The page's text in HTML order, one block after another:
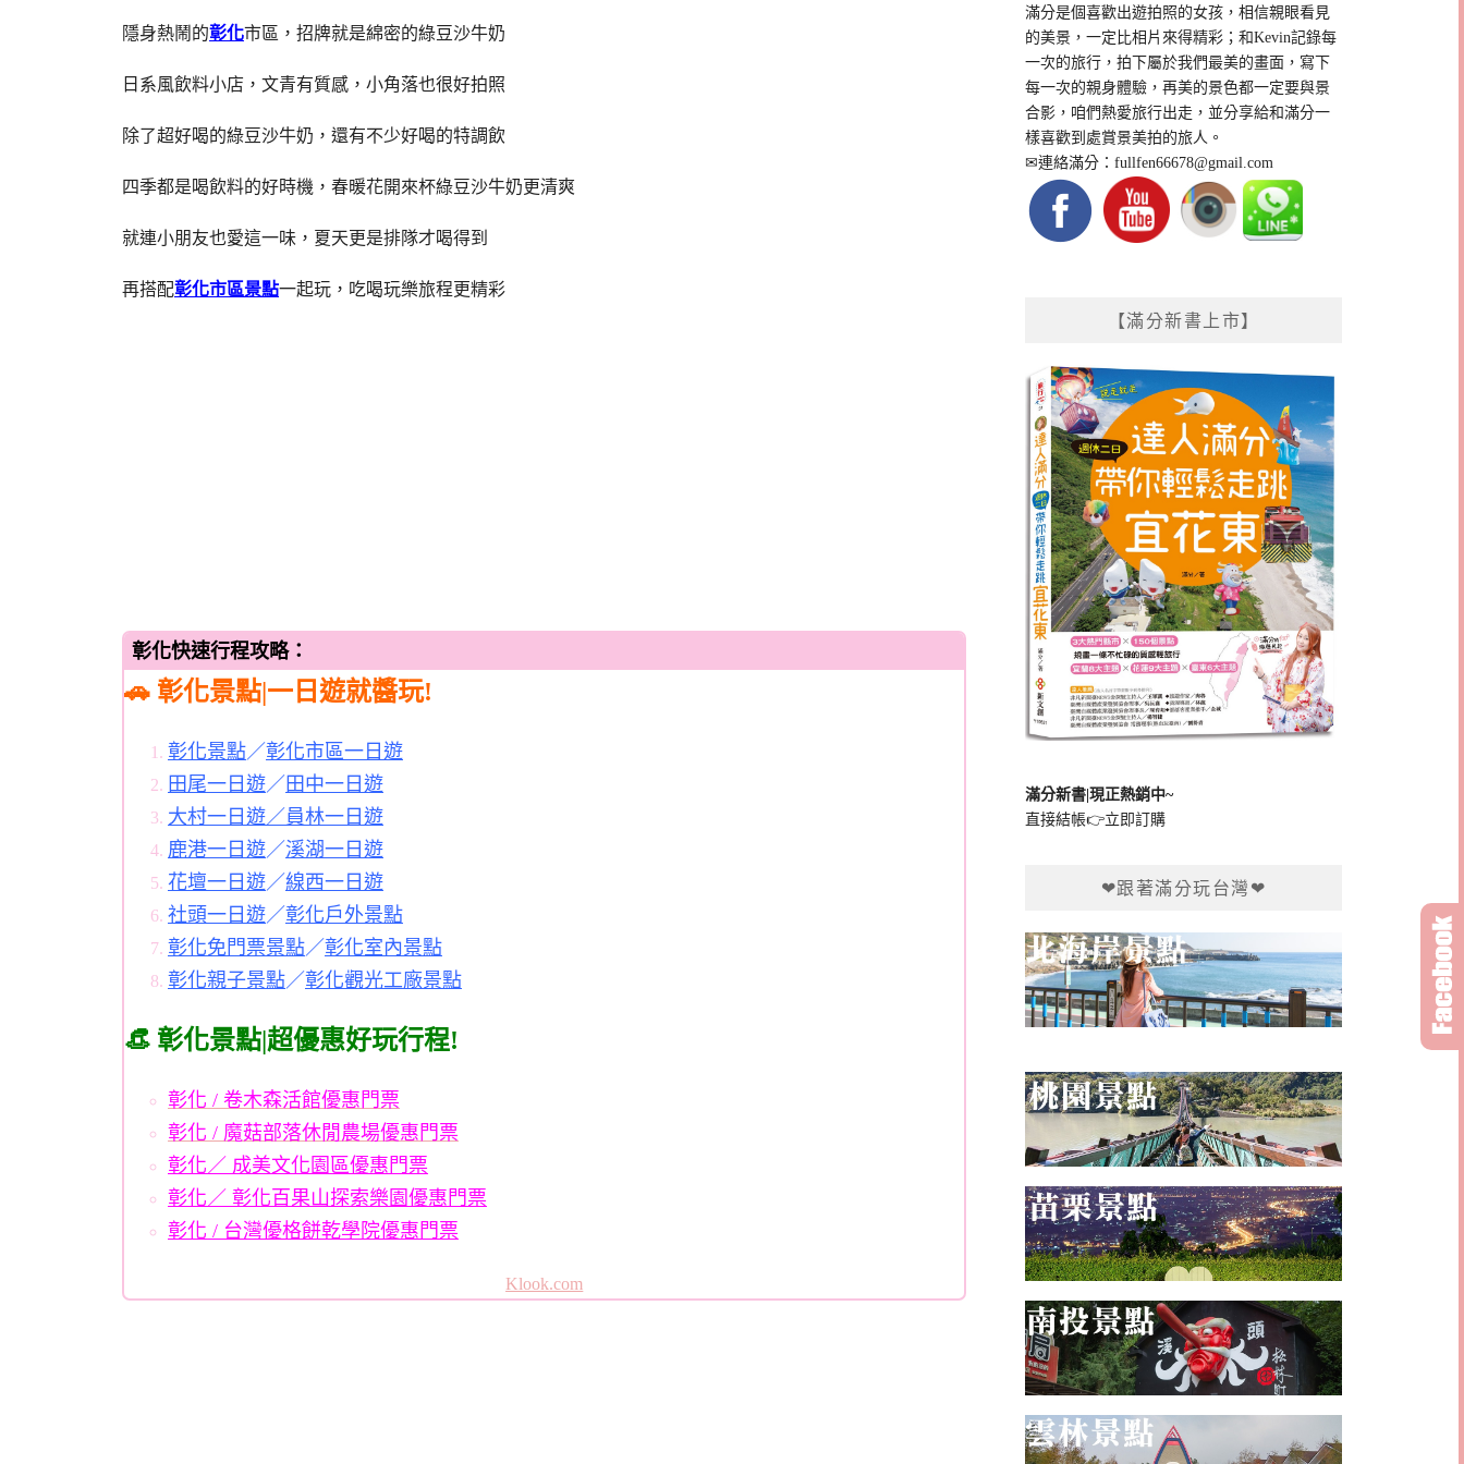
隱身熱鬧的彰化市區，招牌就是綿密的綠豆沙牛奶
日系風飲料小店，文青有質感，小角落也很好拍照
除了超好喝的綠豆沙牛奶，還有不少好喝的特調飲
四季都是喝飲料的好時機，春暖花開來杯綠豆沙牛奶更清爽
就連小朋友也愛這一味，夏天更是排隊才喝得到
再搭配彰化市區景點一起玩，吃喝玩樂旅程更精彩
彰化快速行程攻略：
🚗 彰化景點|一日遊就醬玩!
彰化景點／彰化市區一日遊
田尾一日遊／ 田中一日遊
大村一日遊／ 員林一日遊
鹿港一日遊／溪湖一日遊
花壇一日遊／線西一日遊
社頭一日遊／彰化戶外景點
彰化免門票景點／彰化室內景點
彰化親子景點／彰化觀光工廠景點
👒 彰化景點|超優惠好玩行程!
彰化 / 卷木森活館優惠門票
彰化 / 魔菇部落休閒農場優惠門票
彰化／ 成美文化園區優惠門票
彰化／ 彰化百果山探索樂園優惠門票
彰化 / 台灣優格餅乾學院優惠門票
Klook.com
滿分是個喜歡出遊拍照的女孩，相信親眼看見
的美景，一定比相片來得精彩；和Kevin記錄每
一次的旅行，拍下屬於我們最美的畫面，寫下
每一次的親身體驗，再美的景色都一定要與景
合影，咱們熱愛旅行出走，並分享給和滿分一
樣喜歡到處賞景美拍的旅人。
✉連絡滿分：fullfen66678@gmail.com
【滿分新書上市】
滿分新書|現正熱銷中~
直接結帳👉立即訂購
❤跟著滿分玩台灣❤